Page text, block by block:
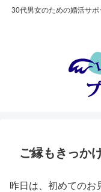
30代男女のための婚活サ
ご縁もきっか
昨日は、初めてのお